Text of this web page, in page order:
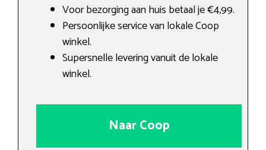
Voor bezorging aan huis betaal je €4,99.
Persoonlijke service van lokale Coop
winkel.
Supersnelle levering vanuit de lokale
winkel.
Naar Coop